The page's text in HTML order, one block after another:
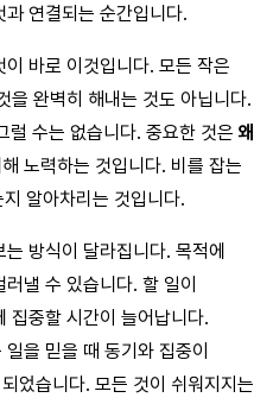
연결되는 순간입니다.
바로 이것입니다. 모든 작은
을 완벽히 해내는 것도 아닙니다.
수는 없습니다. 중요한 것은 왜
노력하는 것입니다. 비를 잡는
알아차리는 것입니다.
방식이 달라집니다. 목적에
낼 수 있습니다. 할 일이
집중할 시간이 늘어납니다.
을 믿을 때 동기와 집중이
었습니다. 모든 것이 쉬워지지는